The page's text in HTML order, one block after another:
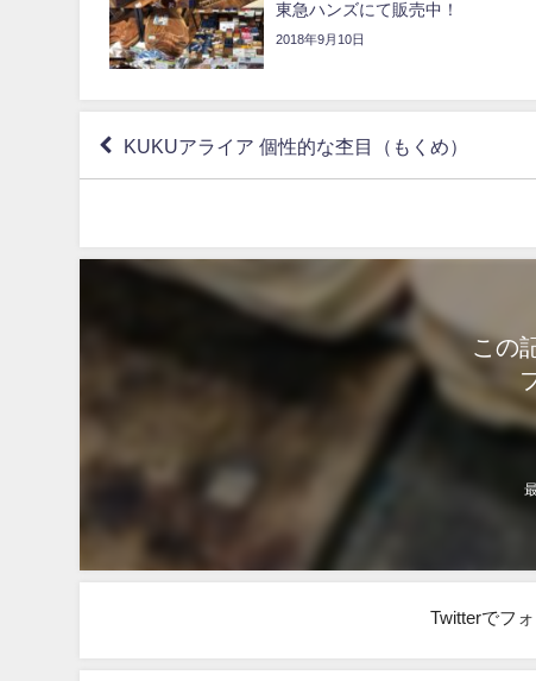
東急ハンズにて販売中！
2018年9月10日
KUKUアライア 個性的な杢目（もくめ）
この
Twitterでフ